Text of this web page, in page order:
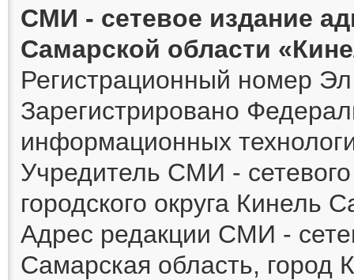
СМИ - сетевое издание
Самарской области
Регистрационный номер
Зарегистрировано
информационных
Учредитель СМИ -
городского округа Кинель
Адрес редакции СМИ -
Самарская область, город